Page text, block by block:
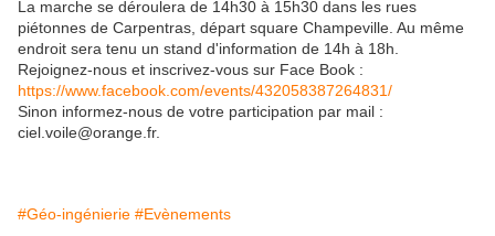
La marche se déroulera de 14h30 à 15h30 dans les rues
piétonnes de Carpentras, départ square Champeville. Au même
endroit sera tenu un stand d'information de 14h à 18h.
Rejoignez-nous et inscrivez-vous sur Face Book :
https://www.facebook.com/events/432058387264831/
Sinon informez-nous de votre participation par mail :
ciel.voile@orange.fr.
#Géo-ingénierie #Evènements